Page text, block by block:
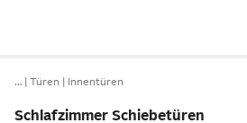
… Türen Innentüren
Schlafzimmer Schiebetüren